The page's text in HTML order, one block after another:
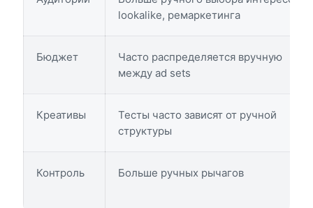
lookalike, ремаркетинга
Бюджет
Часто распределяется вручную
между ad sets
Креативы
Тесты часто зависят от ручной
структуры
Контроль Больше ручных рычагов